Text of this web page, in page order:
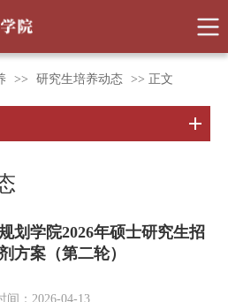
>> 研究生培养动态 >> 正文
划学院2026年硕士研究生招
方案（第二轮）
间：2026-04-13